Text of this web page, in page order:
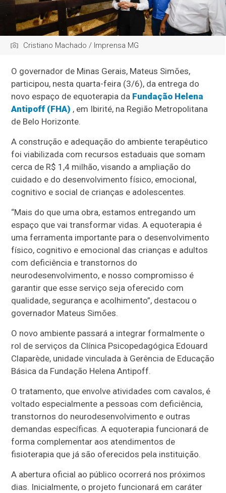
Cristiano Machado / Imprensa MG
O governador de Minas Gerais, Mateus Simões,
participou, nesta quarta-feira (3/6), da entrega do
novo espaço de equoterapia da Fundação Helena
Antipoff (FHA) , em Ibirité, na Região Metropolitana
de Belo Horizonte.
A construção e adequação do ambiente terapêutico
foi viabilizada com recursos estaduais que somam
cerca de R$ 1,4 milhão, visando a ampliação do
cuidado e do desenvolvimento físico, emocional,
cognitivo e social de crianças e adolescentes.
“Mais do que uma obra, estamos entregando um
espaço que vai transformar vidas. A equoterapia é
uma ferramenta importante para o desenvolvimento
físico, cognitivo e emocional das crianças e adultos
com deficiência e transtornos do
neurodesenvolvimento, e nosso compromisso é
garantir que esse serviço seja oferecido com
qualidade, segurança e acolhimento”, destacou o
governador Mateus Simões.
O novo ambiente passará a integrar formalmente o
rol de serviços da Clínica Psicopedagógica Edouard
Claparède, unidade vinculada à Gerência de Educação
Básica da Fundação Helena Antipoff.
O tratamento, que envolve atividades com cavalos, é
voltado especialmente a pessoas com deficiência,
transtornos do neurodesenvolvimento e outras
demandas específicas. A equoterapia funcionará de
forma complementar aos atendimentos de
fisioterapia que já são oferecidos pela instituição.
A abertura oficial ao público ocorrerá nos próximos
dias. Inicialmente, o projeto funcionará em caráter